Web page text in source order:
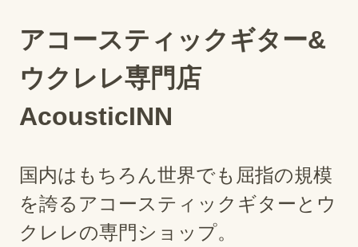
アコースティックギター&
ウクレレ専門店
AcousticINN
国内はもちろん世界でも屈指の規模
を誇るアコースティックギターとウ
クレレの専門ショップ。